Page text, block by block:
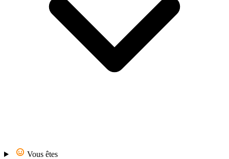
Vous êtes